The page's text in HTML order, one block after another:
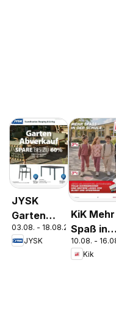
JYSK
Garten
Abverkauf
Spare Bis
03.08. - 18.08.2026
JYSK
KiK Mehr
Spaß in
der
10.08. -
Kik